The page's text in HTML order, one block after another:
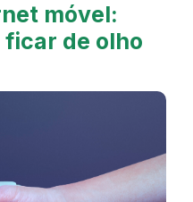
móvel:
de olho